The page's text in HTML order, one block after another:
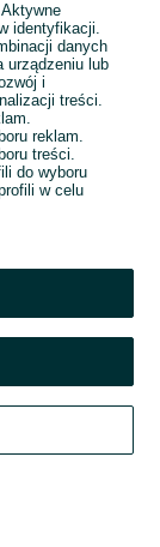
Konto
identyfikacji.
danych
urządzeniu lub
i
treści.
reklam.
treści.
do wyboru
w celu